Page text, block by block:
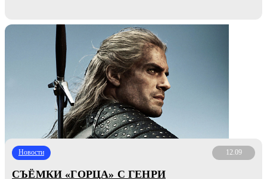
Новости 12.09
СЪЁМКИ «ГОРЦА» С ГЕНРИ